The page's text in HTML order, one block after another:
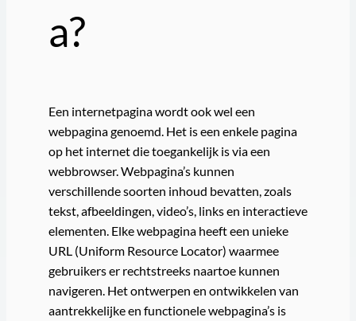
a?
Een internetpagina wordt ook wel een
webpagina genoemd. Het is een enkele pagina
op het internet die toegankelijk is via een
webbrowser. Webpagina’s kunnen
verschillende soorten inhoud bevatten, zoals
tekst, afbeeldingen, video’s, links en interactieve
elementen. Elke webpagina heeft een unieke
URL (Uniform Resource Locator) waarmee
gebruikers er rechtstreeks naartoe kunnen
navigeren. Het ontwerpen en ontwikkelen van
aantrekkelijke en functionele webpagina’s is